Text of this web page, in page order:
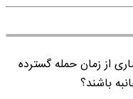
از زمان حمله گسترده
باشند؟